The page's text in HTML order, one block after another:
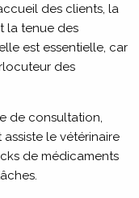
des clients, la
la tenue des
est essentielle, car
des
de consultation,
le vétérinaire
de médicaments